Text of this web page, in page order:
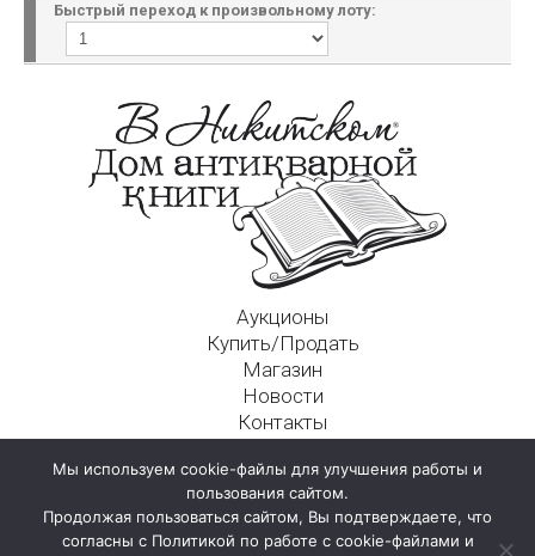
Быстрый переход к произвольному лоту:
Аукционы
Купить/Продать
Магазин
Новости
Контакты
125009, г. Москва, Никитский пер., д. 4а, стр. 1
Мы используем cookie-файлы для улучшения работы и
пользования сайтом.
Продолжая пользоваться сайтом, Вы подтверждаете, что
согласны с Политикой по работе с cookie-файлами и